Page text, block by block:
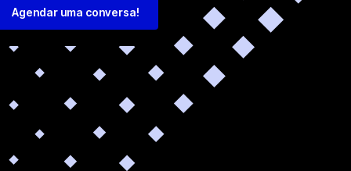
Agendar uma conversa!